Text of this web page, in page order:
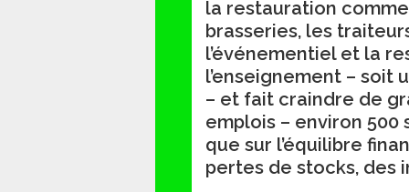
la restauration
brasseries, les
l’événementiel et la
l’enseignement – soit
– et fait craindre de
emplois – environ
que sur l’équilibre
pertes de stocks, des